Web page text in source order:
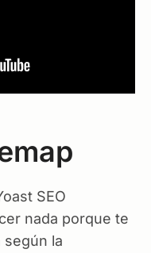
SEO
nada porque te
según la